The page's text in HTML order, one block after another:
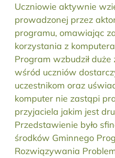
Uczniowie aktywnie
prowadzonej przez
programu, omawiając
korzystania z
Program wzbudził
wśród uczniów
uczestnikom oraz
komputer nie zastąpi
przyjaciela jakim jest
Przedstawienie było
środków Gminnego
Rozwiązywania